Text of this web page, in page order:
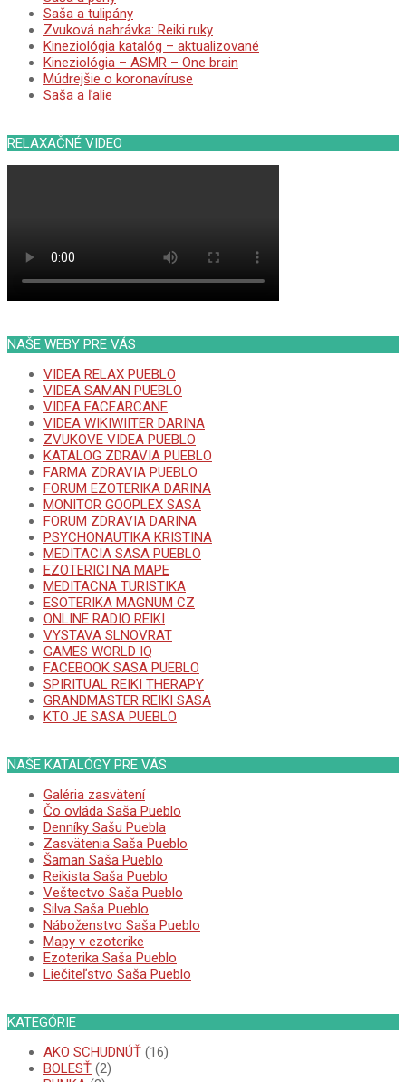
Saša a tulipány
Zvuková nahrávka: Reiki ruky
Kineziológia katalóg – aktualizované
Kineziológia – ASMR – One brain
Múdrejšie o koronavíruse
Saša a ľalie
RELAXAČNÉ VIDEO
NAŠE WEBY PRE VÁS
VIDEA RELAX PUEBLO
VIDEA SAMAN PUEBLO
VIDEA FACEARCANE
VIDEA WIKIWIITER DARINA
ZVUKOVE VIDEA PUEBLO
KATALOG ZDRAVIA PUEBLO
FARMA ZDRAVIA PUEBLO
FORUM EZOTERIKA DARINA
MONITOR GOOPLEX SASA
FORUM ZDRAVIA DARINA
PSYCHONAUTIKA KRISTINA
MEDITACIA SASA PUEBLO
EZOTERICI NA MAPE
MEDITACNA TURISTIKA
ESOTERIKA MAGNUM CZ
ONLINE RADIO REIKI
VYSTAVA SLNOVRAT
GAMES WORLD IQ
FACEBOOK SASA PUEBLO
SPIRITUAL REIKI THERAPY
GRANDMASTER REIKI SASA
KTO JE SASA PUEBLO
NAŠE KATALÓGY PRE VÁS
Galéria zasvätení
Čo ovláda Saša Pueblo
Denníky Sašu Puebla
Zasvätenia Saša Pueblo
Šaman Saša Pueblo
Reikista Saša Pueblo
Veštectvo Saša Pueblo
Silva Saša Pueblo
Náboženstvo Saša Pueblo
Mapy v ezoterike
Ezoterika Saša Pueblo
Liečiteľstvo Saša Pueblo
KATEGÓRIE
AKO SCHUDNÚŤ (16)
BOLESŤ (2)